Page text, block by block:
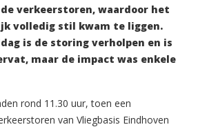
verkeerstoren, waardoor het
volledig stil kwam te liggen.
is de storing verholpen en is
maar de impact was enkele
rond 11.30 uur, toen een
van Vliegbasis Eindhoven